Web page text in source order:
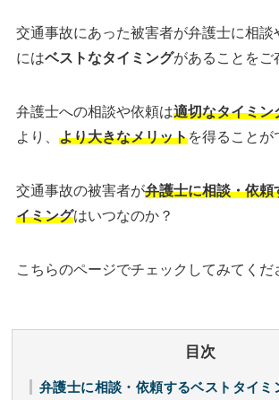
交通事故にあった被害者が弁護士に相談
にはベストなタイミングがあることをご
弁護士への相談や依頼は適切なタイミン
より、 より大きなメリットを得ることが
交通事故の被害者が弁護士に相談・依頼
イミングはいつなのか？
こちらのページでチェックしてみてくだ
目次
弁護士に相談・依頼するベストタイミ